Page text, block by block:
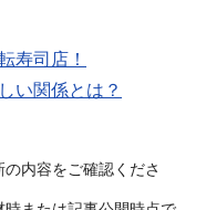
寿司店！
い関係とは？
内容をご確認くださ